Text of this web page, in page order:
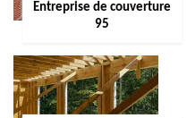
Entreprise de couverture
95